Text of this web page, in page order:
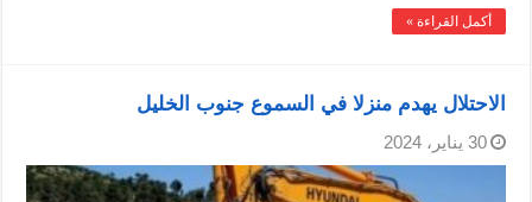
أكمل القراءة »
الاحتلال يهدم منزلا في السموع جنوب الخليل
30 يناير، 2024